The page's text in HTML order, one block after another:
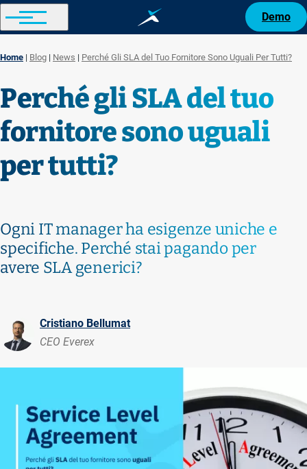
Demo
Breadcrumb
Home Blog News Perché Gli SLA del Tuo Fornitore Sono Uguali Per Tutti?
Perché gli SLA del tuo
fornitore sono uguali
per tutti?
Ogni IT manager ha esigenze uniche e
specifiche. Perché stai pagando per
avere SLA generici?
ImmagineCristiano Bellumat
CEO Everex